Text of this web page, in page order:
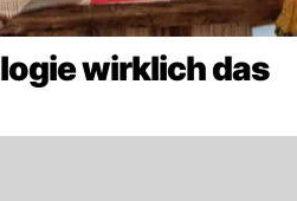
wirklich das